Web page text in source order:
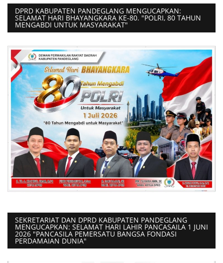
DPRD KABUPATEN PANDEGLANG MENGUCAPKAN:
SELAMAT HARI BHAYANGKARA KE-80. "POLRI, 80 TAHUN
MENGABDI UNTUK MASYARAKAT"
SEKRETARIAT DAN DPRD KABUPATEN PANDEGLANG
MENGUCAPKAN: SELAMAT HARI LAHIR PANCASAILA 1 JUNI
2026 "PANCASILA PEMERSATU BANGSA FONDASI
PERDAMAIAN DUNIA"